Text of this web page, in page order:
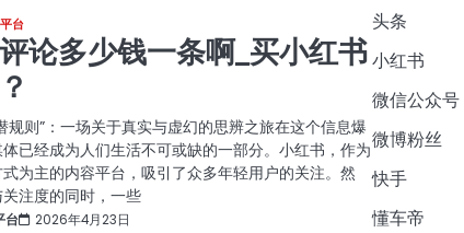
台
论多少钱一条啊_买小红书
规则”：一场关于真实与虚幻的思辨之旅在这个信息爆
已经成为人们生活不可或缺的一部分。小红书，作为
为主的内容平台，吸引了众多年轻用户的关注。然
注度的同时，一些
台 2026年4月23日
头条
小红书
微信公众号
微博粉丝
快手
懂车帝